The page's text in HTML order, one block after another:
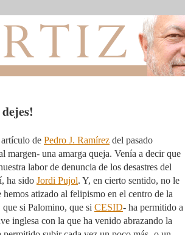
de Pedro J. Ramírez del pasado
margen- una amarga queja. Venía a decir que
labor de denuncia de los desastres del
ha sido Jordi Pujol. Y, en cierto sentido, no le
atizado al felipismo en el centro de la
que si Palomino, que si CESID- ha permitido a
inglesa con la que ha venido abrazando la